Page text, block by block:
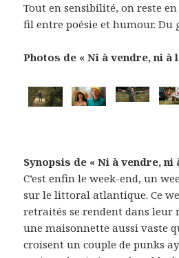
Tout en sensibilité, on reste
fil entre poésie et humour. Du
Photos de « Ni à vendre, ni à
Synopsis de « Ni à vendre, ni
C’est enfin le week-end, un
sur le littoral atlantique. Ce
retraités se rendent dans leur
une maisonnette aussi vaste
croisent un couple de punks